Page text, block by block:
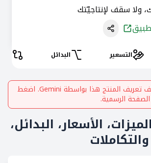
ولا سقف لإنتاجيّتك
التسعير البدائل
تعريف المنتج هذا بواسطة Gemini. اضغط
الرسمية.
الأسعار، البدائل،